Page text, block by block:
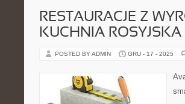
RESTAURACJE Z
KUCHNIA ROSYJSKA
POSTED BY ADMIN GRU - 17 - 2025